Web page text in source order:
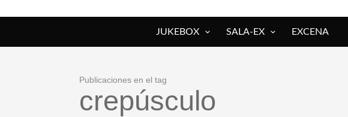
JUKEBOX SALA-EX EXCENA
Publicaciones en el tag
crepúsculo